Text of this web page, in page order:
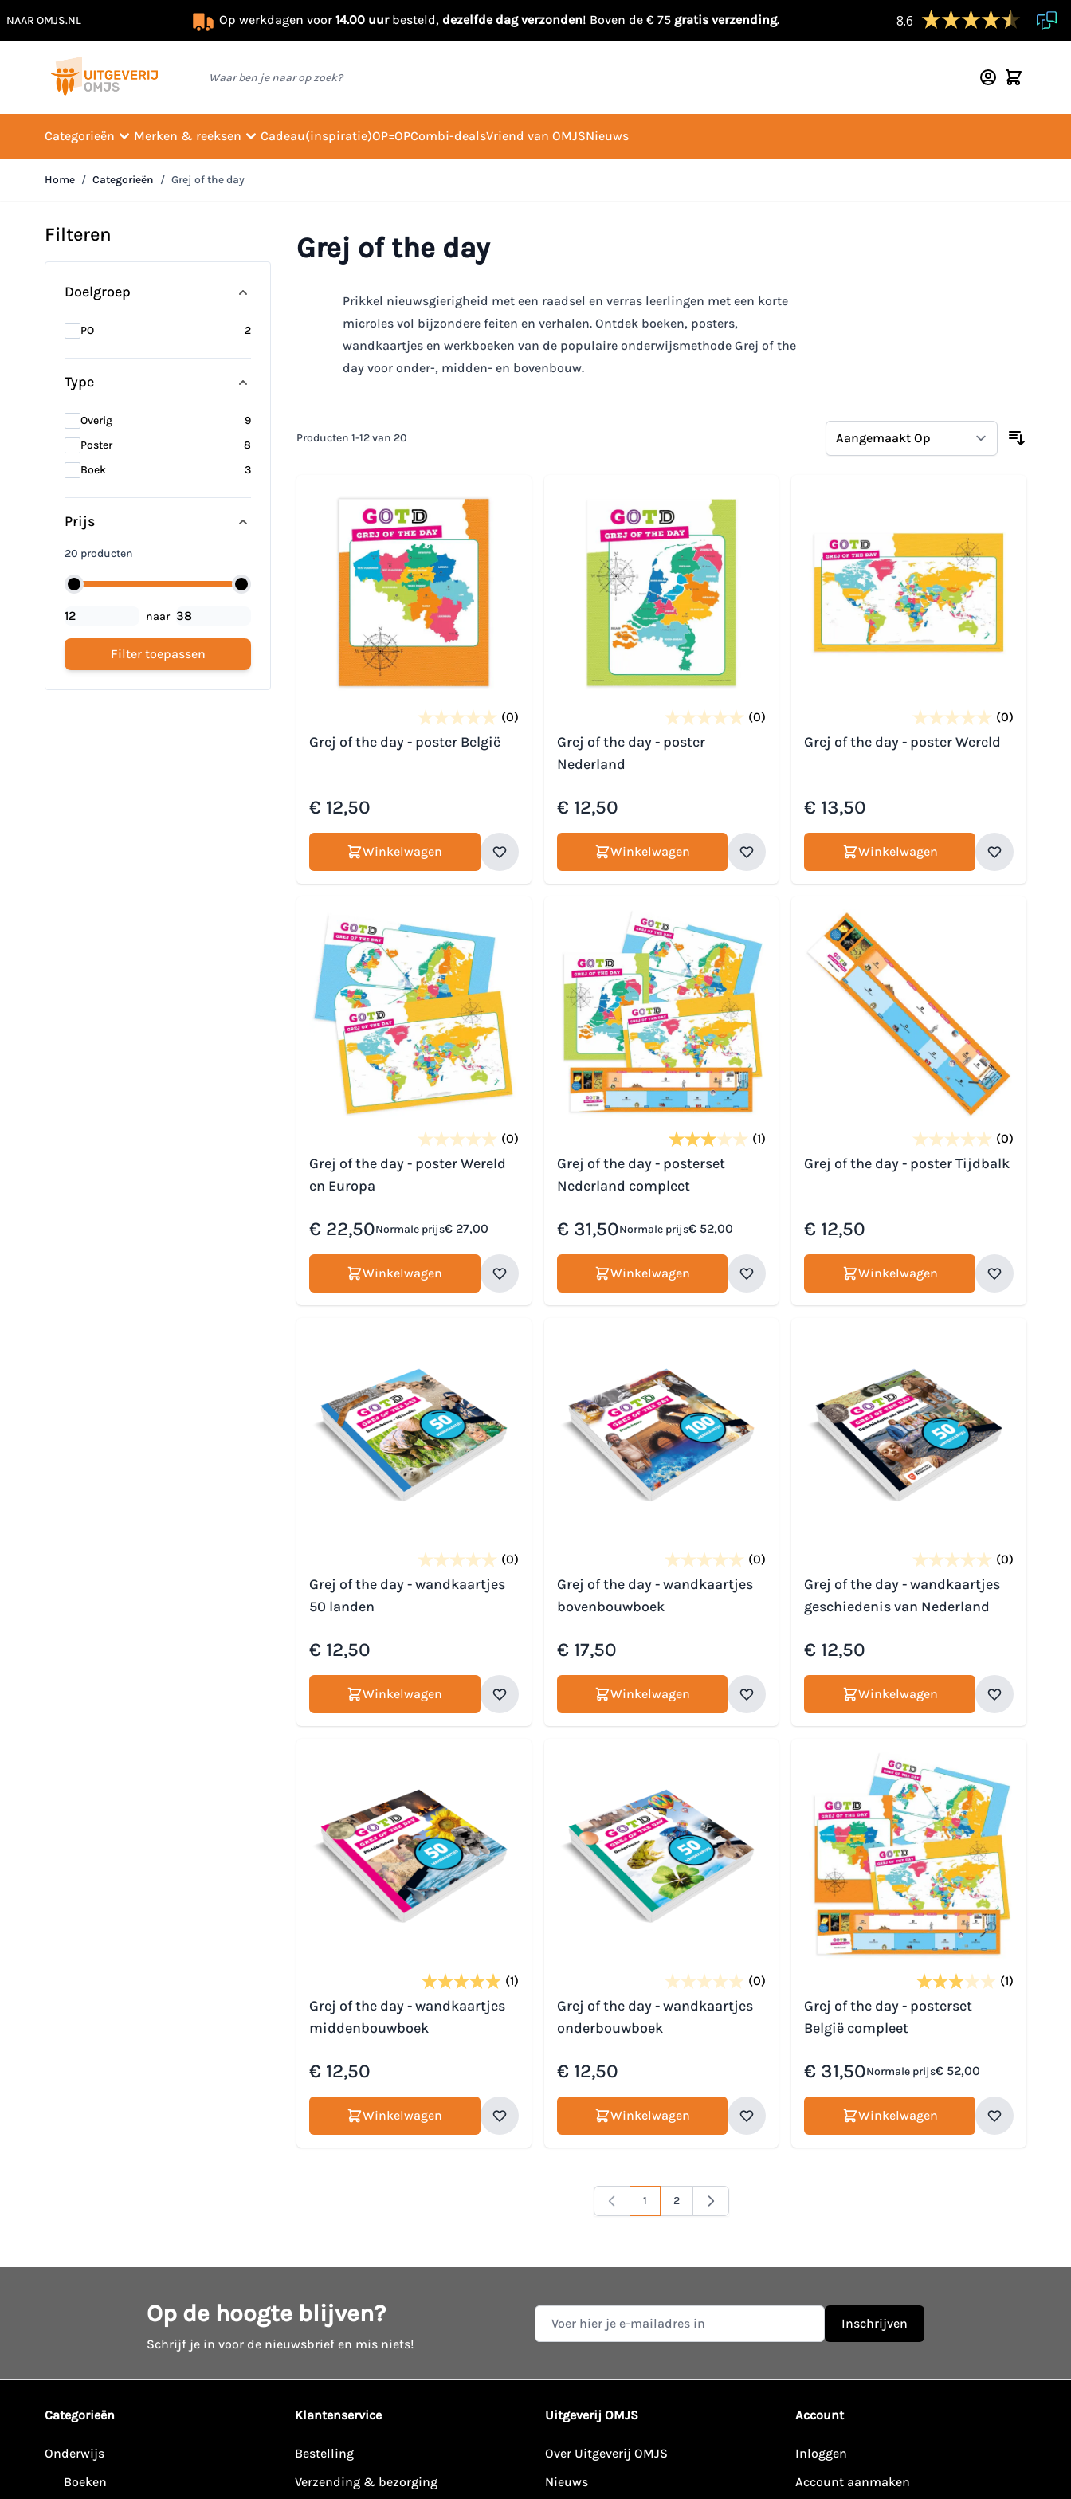
NAAR OMJS.NL Op werkdagen voor 14.00 uurbesteld, dezelfde dag verzonden! Boven de € 75 gratis verzending. 8.6
Waar ben je naar op zoek?
Categorieën Merken & reeksen Cadeau(inspiratie)OP=OPCombi-dealsVriend van OMJSNieuws
Home / Categorieën / Grej of the day
Filteren
Doelgroep
PO 2products available
Type
Overig 9products available
Poster
8 products available
Boek
3products available
Prijs
20 producten
naar
Filter toepassen
Grej of the day
Prikkel nieuwsgierigheid met een raadsel en verras leerlingen met een korte
microles vol bijzondere feiten en verhalen. Ontdek boeken, posters,
wandkaartjes en werkboeken van de populaire onderwijsmethode Grej of the
day voor onder-, midden- en bovenbouw.
Producten 1-12van 20
(0)
Grej of the day - poster België
€ 12,50
Winkelwagen
(0)
Grej of the day - poster
Nederland
€ 12,50
Winkelwagen
(0)
Grej of the day - poster Wereld
€ 13,50
Winkelwagen
(0)
Grej of the day - poster Wereld
en Europa
Speciale prijs
€ 22,50Normale prijs€ 27,00
Winkelwagen
(1)
Grej of the day - posterset
Nederland compleet
Speciale prijs
€ 31,50Normale prijs€ 52,00
Winkelwagen
(0)
Grej of the day - poster Tijdbalk
€ 12,50
Winkelwagen
(0)
Grej of the day - wandkaartjes
50 landen
€ 12,50
Winkelwagen
(0)
Grej of the day - wandkaartjes
bovenbouwboek
€ 17,50
Winkelwagen
(0)
Grej of the day - wandkaartjes
geschiedenis van Nederland
€ 12,50
Winkelwagen
(1)
Grej of the day - wandkaartjes
middenbouwboek
€ 12,50
Winkelwagen
(0)
Grej of the day - wandkaartjes
onderbouwboek
€ 12,50
Winkelwagen
(1)
Grej of the day - posterset
België compleet
Speciale prijs
€ 31,50Normale prijs€ 52,00
Winkelwagen
Je lees momenteel pagina
1 Pagina
2
Op de hoogte blijven?
Schrijf je in voor de nieuwsbrief en mis niets!
E-mail adres
Inschrijven
Categorieën
Onderwijs
Boeken
Klantenservice
Bestelling
Verzending & bezorging
Uitgeverij OMJS
Over Uitgeverij OMJS
Nieuws
Account
Inloggen
Account aanmaken